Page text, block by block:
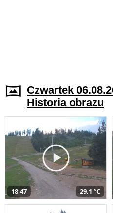
Czwartek
Historia obrazu
18:47 29,1 °C